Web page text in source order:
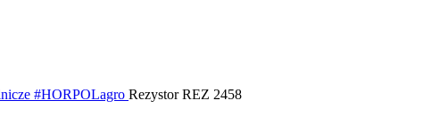
#HORPOLagro Rezystor REZ 2458